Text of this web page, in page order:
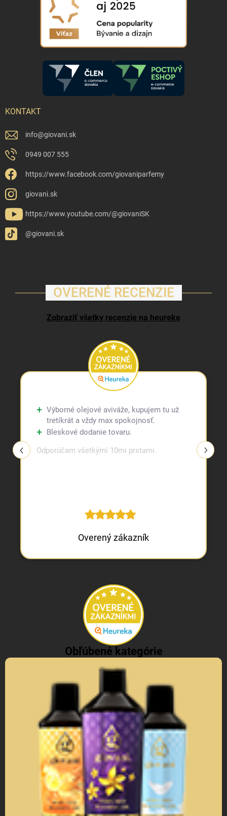
KONTAKT
info@giovani.sk
0949 007 555
https://www.facebook.com/giovaniparfemy
giovani.sk
https://www.youtube.com/@giovaniSK
@giovani.sk
OVERENÉ RECENZIE
Zobraziť všetky recenzie na heureke
Výborné olejové aviváže, kupujem tu už
tretíkrát a vždy max spokojnosť.
Bleskové dodanie tovaru.
Odporúčam všetkými 10mi prstami.
Overený zákazník
Obľúbené kategórie